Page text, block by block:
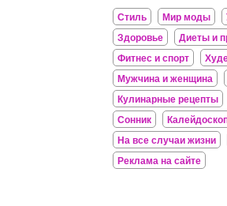
Стиль Мир моды
Здоровье
Диеты и
Фитнес и спорт
Мужчина и женщина
Кулинарные рецепты
Сонник
На все случаи жизни
Реклама на сайте